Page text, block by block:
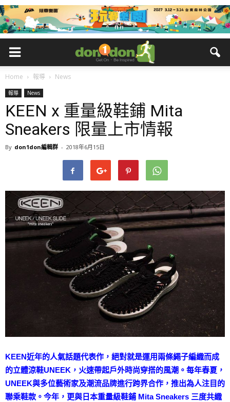
Home 報導 News
報導 News
KEEN x 重量級鞋鋪 Mita
Sneakers 限量上市情報
By don1don編輯群 - 2018年6月15日
KEEN近年的人氣話題代表作，絕對就是運用兩條繩子編織而成
的立體涼鞋UNEEK，火速帶起戶外時尚穿搭的風潮。每年春夏，
UNEEK與多位藝術家及潮流品牌進行跨界合作，推出為人注目的
聯乘鞋款。今年，更與日本重量級鞋鋪 Mita Sneakers 三度共織